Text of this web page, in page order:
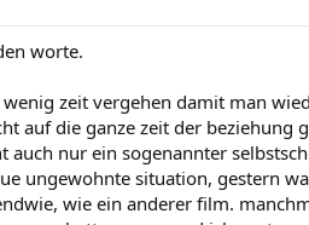
worte.
zeit vergehen damit man
auf die ganze zeit der beziehung
auch nur ein sogenannter
ungewohnte situation, gestern
wie ein anderer film.